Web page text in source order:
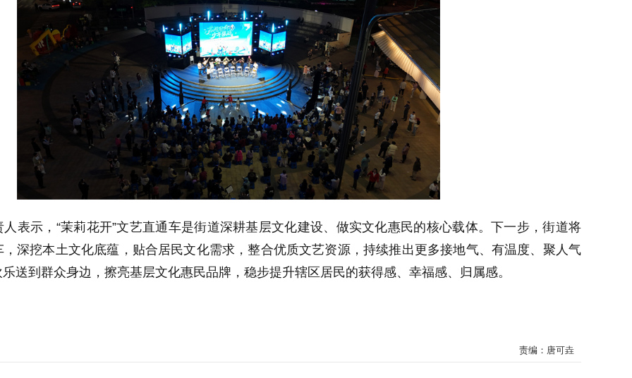
表示，“茉莉花开”文艺直通车是街道深耕基层文化建设、做实文化惠民的核心载体。下一步，街道将
深挖本土文化底蕴，贴合居民文化需求，整合优质文艺资源，持续推出更多接地气、有温度、聚人气
送到群众身边，擦亮基层文化惠民品牌，稳步提升辖区居民的获得感、幸福感、归属感。
责编：唐可垚